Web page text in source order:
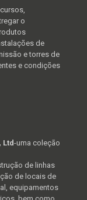
o
de
e torres de
e condições
Ltd-uma coleção
de linhas
de locais de
equipamentos